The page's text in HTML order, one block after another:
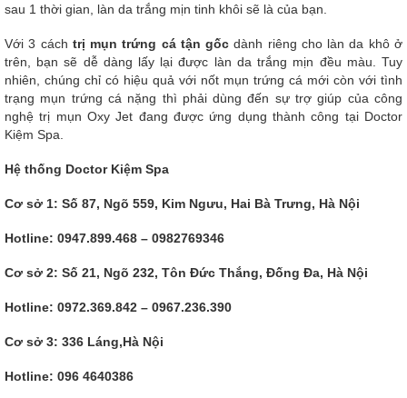
sau 1 thời gian, làn da trắng mịn tinh khôi sẽ là của bạn.
Với 3 cách trị mụn trứng cá tận gốc dành riêng cho làn da khô ở
trên, bạn sẽ dễ dàng lấy lại được làn da trắng mịn đều màu. Tuy
nhiên, chúng chỉ có hiệu quả với nốt mụn trứng cá mới còn với tình
trạng mụn trứng cá nặng thì phải dùng đến sự trợ giúp của công
nghệ trị mụn Oxy Jet đang được ứng dụng thành công tại Doctor
Kiệm Spa.
Hệ thống Doctor Kiệm Spa
Cơ sở 1: Số 87, Ngõ 559, Kim Ngưu, Hai Bà Trưng, Hà Nội
Hotline: 0947.899.468 – 0982769346
Cơ sở 2: Số 21, Ngõ 232, Tôn Đức Thắng, Đống Đa, Hà Nội
Hotline: 0972.369.842 – 0967.236.390
Cơ sở 3: 336 Láng,Hà Nội
Hotline: 096 4640386